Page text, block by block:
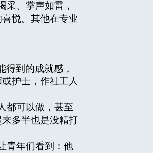
、掌声如雷，
悦。其他在专业
到的成就感，
护士，作社工人
都可以做，甚至
多半也是没精打
青年们看到：他